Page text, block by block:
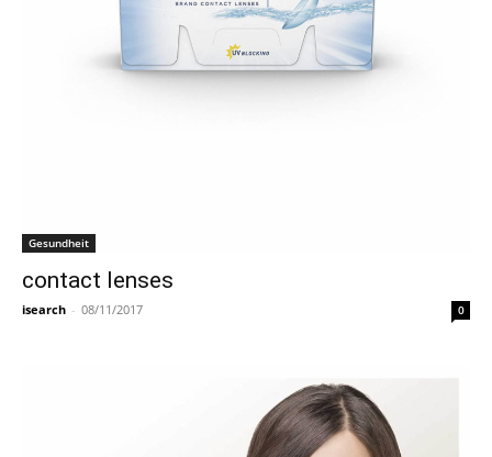
Gesundheit
contact lenses
isearch - 08/11/2017 0